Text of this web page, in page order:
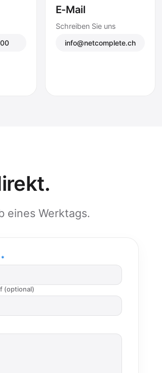
E-Mail
Schreiben Sie uns
info@netcomplete.ch
eines Werktags.
(optional)